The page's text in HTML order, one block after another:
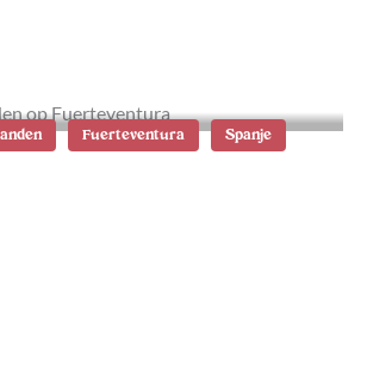
Fuerteventura Spanje